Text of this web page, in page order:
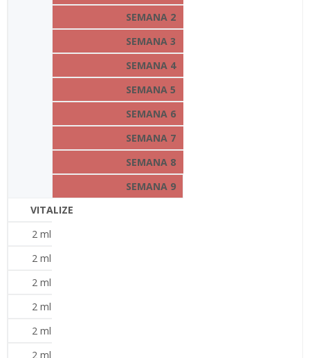
SEMANA 2
SEMANA 3
SEMANA 4
SEMANA 5
SEMANA 6
SEMANA 7
SEMANA 8
SEMANA 9
VITALIZE
2 ml
2 ml
2 ml
2 ml
2 ml
2 ml